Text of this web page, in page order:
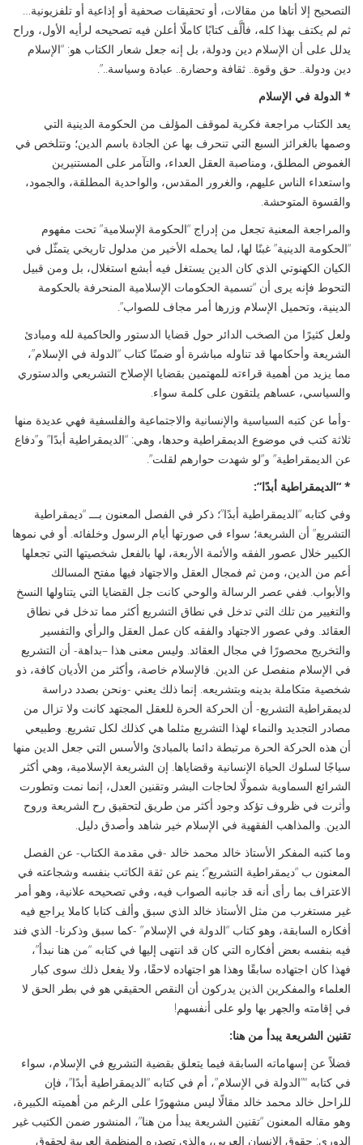
التصحيح إلا أتاها من مقالات، أو تحقيقات صحفية أو إذاعية أو تلفزيونية…
ثم لم يكتف بهذا كله، فألَّف كتابًا كاملًا أعلن فيه تصحيحه لرأيه الأول، وراح
يدلل على أن الإسلام دين ودولة، بل إنه جعل شعار الكتاب هو: “الإسلام
دين ودولة.. حق وقوة.. ثقافة وحضارة.. عبادة وسياسة..”.
* الدولة في الإسلام
يعد الكتاب مراجعة فكرية لموقف المؤلف من الحكومة الدينية التي
وصمها بالغرائز السبع التي تنحرف بها عن الجادة باسم الدين؛ وتتلخص في
الغموض المطلق، ومناصبة العقل العداء، والتآمر على المستنيرين
واستعداء الناس عليهم، والغرور المقدس، والواحدية المطلقة، والجمود،
والقسوة المتوحشة.
والمراجعة المعنية تجعل من إدراج “الحكومة الإسلامية” تحت مفهوم
“الحكومة الدينية” غبنًا لها، لما يحمله الأخير من مدلول تاريخي يتمثّل في
الكيان الكهنوتي الذي كان الدين يستغل فيه أبشع استغلال، بل ومن قبيل
التحوط فإنه يرى أن “تسمية الحكومات الإسلامية المنحرفة بالحكومة
الدينية، وتحميل الإسلام وزرها أمر مجاف للصواب”.
ولعل كثيرًا من الصخب الدائر حول قضايا الدستور والحاكمية لله ومبادئ
الشريعة وأحكامها قد تناوله مباشرة أو ضمنًا كتاب “الدولة في الإسلام”،
مما يزيد من أهمية قراءته للمهتمين بقضايا الإصلاح التشريعي والدستوري
والسياسي، عساهم يلتقون على كلمة سواء.
-وأما عن كتبه السياسية والإنسانية والاجتماعية والفلسفية فهي عديدة منها
ثلاثة كتب في موضوع الديمقراطية وحدها، وهي: “الديمقراطية أبدًا” و”دفاع
عن الديمقراطية” و”لو شهدت حوارهم لقلت”.
* “الديمقراطية أبدًا”:
وفي كتابه “الديمقراطية أبدًا”؛ ذكر في الفصل المعنون بـــ “ديمقراطية
التشريع” أن الشريعة؛ سواء في صورتها أيام الرسول وخلفائه. أو في نموها
الكبير خلال عصور الفقه والأئمة الأربعة، لها بالفعل شخصيتها التي تجعلها
أعم من الدين، ومن ثم فمجال العقل والاجتهاد فيها مفتح المسالك
والأبواب. ففي عصر الرسالة والوحي كانت جل القضايا التي يتناولها النسخ
والتغيير من تلك التي تدخل في نطاق التشريع أكثر مما تدخل في نطاق
العقائد. وفي عصور الاجتهاد والفقه كان عمل العقل والرأي والتفسير
والتخريج محصورًا في مجال العقائد. وليس معنى هذا –بداهة- أن التشريع
في الإسلام منفصل عن الدين. فالإسلام خاصة، وأكثر من الأديان كافة، ذو
شخصية متكاملة بدينه وبتشريعه. إنما ذلك يعني -ونحن بصدد دراسة
لديمقراطية التشريع- أن الحركة الحرة للعقل المجتهد كانت ولا تزال من
مصادر التجديد والنماء لهذا التشريع مثلما هي كذلك لكل تشريع. وطبيعي
أن هذه الحركة الحرة مرتبطة دائما بالمبادئ والأسس التي جعل الدين منها
سياجًا لسلوك الحياة الإنسانية وقضاياها. إن الشريعة الإسلامية، وهي أكثر
الشرائع السماوية شمولًا لحاجات البشر وتقنين العدل، إنما نمت وتطورت
وأثرت في ظروف تؤكد وجود أكثر من طريق لتحقيق رح الشريعة وروح
الدين. والمذاهب الفقهية في الإسلام خير شاهد وأصدق دليل.
وما كتبه المفكر الأستاذ خالد محمد خالد -في مقدمة الكتاب- عن الفصل
المعنون ب “ديمقراطية التشريع”؛ ينم عن ثقة الكاتب بنفسه وشجاعته في
الاعتراف بما رأى أنه قد جانبه الصواب فيه، وفي تصحيحه علانية، وهو أمر
غير مستغرب من مثل الأستاذ خالد الذي سبق وألف كتابا كاملا يراجع فيه
أفكاره السابقة، وهو كتاب “الدولة في الإسلام” -كما سبق وذكرنا- الذي فند
فيه بنفسه بعض أفكاره التي كان قد انتهى إليها في كتابه “من هنا نبدأ”،
فهذا كان اجتهاده سابقًا وهذا هو اجتهاده لاحقًا، ولا يفعل ذلك سوى كبار
العلماء والمفكرين الذين يدركون أن النقص الحقيقي هو في بطر الحق لا
في إقامته والجهر بها ولو على أنفسهم!
تقنين الشريعة يبدأ من هنا:
فضلاً عن إسهاماته السابقة فيما يتعلق بقضية التشريع في الإسلام، سواء
في كتابه “”الدولة في الإسلام”، أم في كتابه “الديمقراطية أبدًا”، فإن
للراحل خالد محمد خالد مقالًا ليس مشهورًا على الرغم من أهميته الكبيرة،
وهو مقاله المعنون “تقنين الشريعة يبدأ من هنا”، المنشور ضمن الكتيب غير
الدوري: حقوق الإنسان العربي، والذي تصدره المنظمة العربية لحقوق